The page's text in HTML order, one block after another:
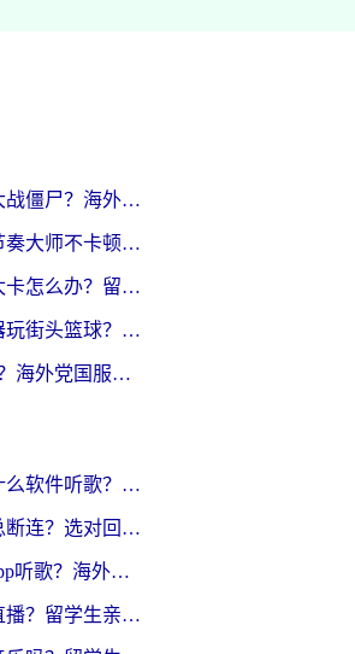
欧洲如何玩植物大战僵尸？海外党国服游戏加速避坑指南（附实测对比）
澳大利亚怎么玩节奏大师不卡顿？海外党国服游戏加速终极指南
国外打鸿图之下太卡怎么办？留学生亲测有效的国服游戏加速方案
日本用什么加速器玩街头篮球？海外党国服游戏不卡顿的终极攻略
外国人打刀塔2吗？海外党国服游戏加速避坑全攻略
中国人在国外用什么软件听歌？别再被地域限制卡脖子，这篇教你轻松解锁国内音乐库
在海外听网易云总断连？选对回国加速器，告别地区限制和卡顿
国外可以用那个app听歌？海外党亲测有效的回国加速方案，轻松听国内音乐听书
海外怎么看央视直播？留学生亲测：3步解决版权限制+追剧自由